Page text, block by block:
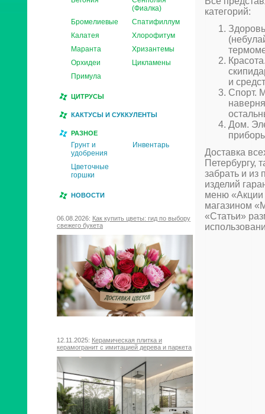
(Фиалка)
Бромелиевые
Спатифиллум
Калатея
Хлорофитум
Маранта
Хризантемы
Орхидеи
Цикламены
Примула
ЦИТРУСЫ
КАКТУСЫ И СУККУЛЕНТЫ
РАЗНОЕ
Грунт и
удобрения
Инвентарь
Цветочные
горшки
НОВОСТИ
06.08.2026: Как купить цветы: гид по выбору
свежего букета
12.11.2025: Керамическая плитка и
керамогранит с имитацией дерева и паркета
категорий:
и
Спорт.
Дом.
Доставка
Петербургу,
забрать и из
изделий
меню «Акции
магазином
«Статьи»